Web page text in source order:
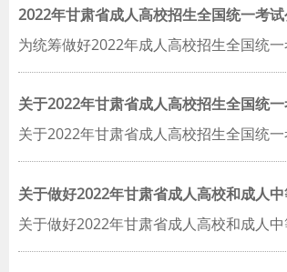
2022年甘肃省成人高校招生全国统一考
为统筹做好2022年成人高校招生全国统
关于2022年甘肃省成人高校招生全国统
关于2022年甘肃省成人高校招生全国统
关于做好2022年甘肃省成人高校和成人
关于做好2022年甘肃省成人高校和成人